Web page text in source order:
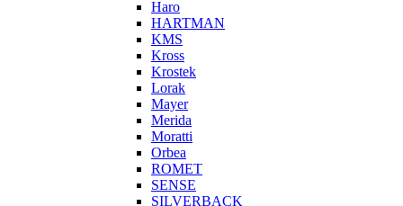
Haro
HARTMAN
KMS
Kross
Krostek
Lorak
Mayer
Merida
Moratti
Orbea
ROMET
SENSE
SILVERBACK